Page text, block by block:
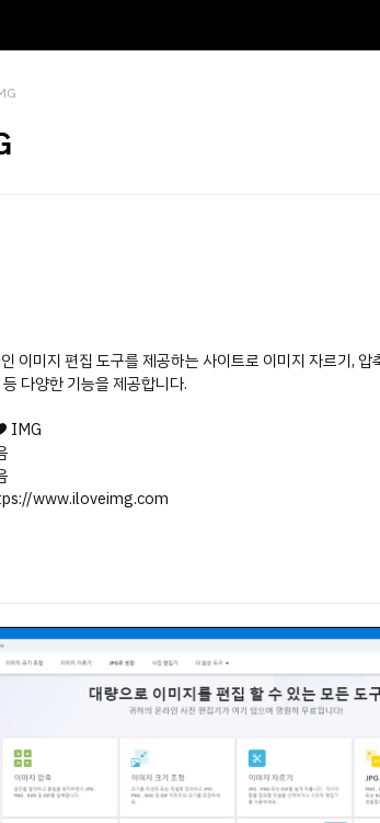
미지 편집 도구를 제공하는 사이트로 이미지 자르기, 압
다양한 기능을 제공합니다.
IMG
www.iloveimg.com